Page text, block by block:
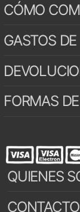
CÓMO
GASTOS
FORMAS
QUIENES
CONTACTO